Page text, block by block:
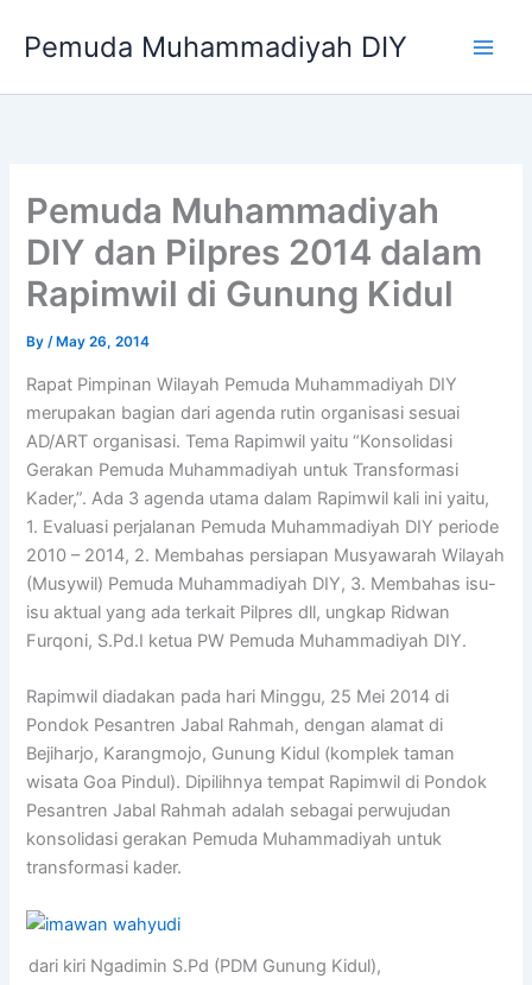
Pemuda Muhammadiyah DIY
Pemuda Muhammadiyah
DIY dan Pilpres 2014 dalam
Rapimwil di Gunung Kidul
By/ May 26, 2014
Rapat Pimpinan Wilayah Pemuda Muhammadiyah DIY
merupakan bagian dari agenda rutin organisasi sesuai
AD/ART organisasi. Tema Rapimwil yaitu “Konsolidasi
Gerakan Pemuda Muhammadiyah untuk Transformasi
Kader,”. Ada 3 agenda utama dalam Rapimwil kali ini yaitu,
1. Evaluasi perjalanan Pemuda Muhammadiyah DIY periode
2010 – 2014, 2. Membahas persiapan Musyawarah Wilayah
(Musywil) Pemuda Muhammadiyah DIY, 3. Membahas isu-
isu aktual yang ada terkait Pilpres dll, ungkap Ridwan
Furqoni, S.Pd.I ketua PW Pemuda Muhammadiyah DIY.
Rapimwil diadakan pada hari Minggu, 25 Mei 2014 di
Pondok Pesantren Jabal Rahmah, dengan alamat di
Bejiharjo, Karangmojo, Gunung Kidul (komplek taman
wisata Goa Pindul). Dipilihnya tempat Rapimwil di Pondok
Pesantren Jabal Rahmah adalah sebagai perwujudan
konsolidasi gerakan Pemuda Muhammadiyah untuk
transformasi kader.
dari kiri Ngadimin S.Pd (PDM Gunung Kidul),